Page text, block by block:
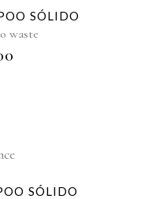
SÓLIDO
waste
SÓLIDO